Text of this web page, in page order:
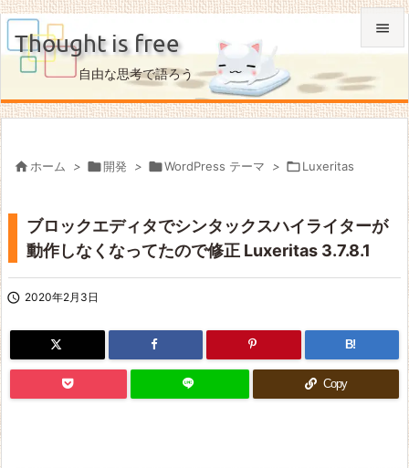
Thought is free
自由な思考で語ろう

メニュ

次へ
 ホーム > 開発 > WordPress テーマ > Luxeritas
ブロックエディタでシンタックスハイライターが
動作しなくなってたので修正 Luxeritas 3.7.8.1
 2020年2月3日
B!
Copy